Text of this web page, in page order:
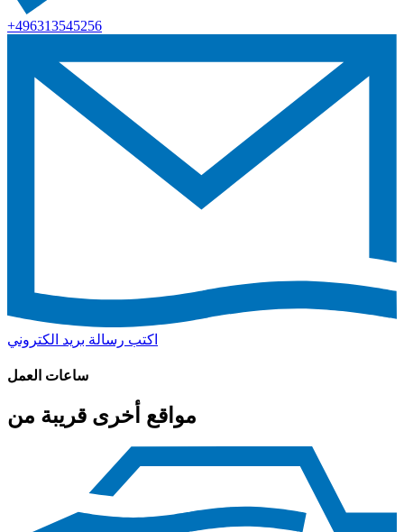
+496313545256
اكتب رسالة بريد الكتروني
ساعات العمل
مواقع أخرى قريبة من